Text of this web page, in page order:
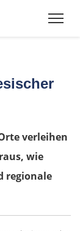
verleihen
wie
regionale